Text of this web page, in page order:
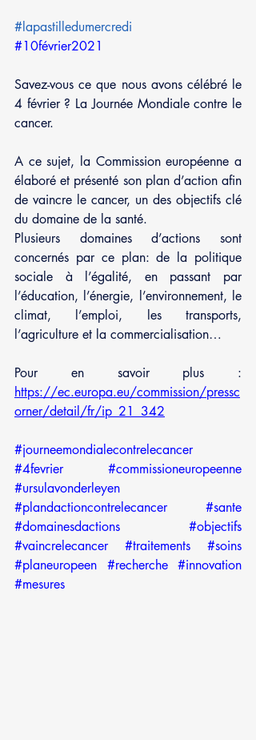
#lapastilledumercredi
#10février2021
Savez-vous ce que nous avons célébré le
4 février ? La Journée Mondiale contre le
cancer.
A ce sujet, la Commission européenne a
élaboré et présenté son plan d’action afin
de vaincre le cancer, un des objectifs clé
du domaine de la santé.
Plusieurs domaines d’actions sont
concernés par ce plan: de la politique
sociale à l’égalité, en passant par
l’éducation, l’énergie, l’environnement, le
climat, l’emploi, les transports,
l’agriculture et la commercialisation…
https://ec.europa.eu/commission/pressc
orner/detail/fr/ip_21_342
#journeemondialecontrelecancer
#4fevrier
#commissioneuropeenne
#ursulavonderleyen
#plandactioncontrelecancer
#sante
#domainesdactions
#objectifs
#vaincrelecancer
#traitements
#soins
#planeuropeen
#recherche #innovation
#mesures